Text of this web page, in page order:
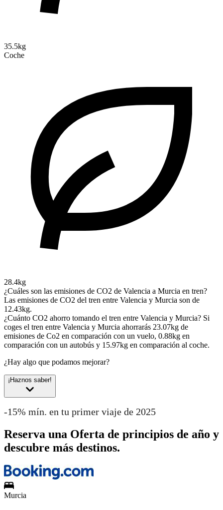
35.5kg
Coche
28.4kg
¿Cuáles son las emisiones de CO2 de Valencia a Murcia en tren?
Las emisiones de CO2 del tren entre Valencia y Murcia son de
12.43kg.
¿Cuánto CO2 ahorro tomando el tren entre Valencia y Murcia? Si
coges el tren entre Valencia y Murcia ahorrarás 23.07kg de
emisiones de Co2 en comparación con un vuelo, 0.88kg en
comparación con un autobús y 15.97kg en comparación al coche.
¿Hay algo que podamos mejorar?
¡Haznos saber!
-15% mín. en tu primer viaje de 2025
Reserva una Oferta de principios de año y
descubre más destinos.
Murcia